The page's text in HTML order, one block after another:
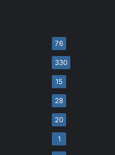
76
330
15
28
20
1